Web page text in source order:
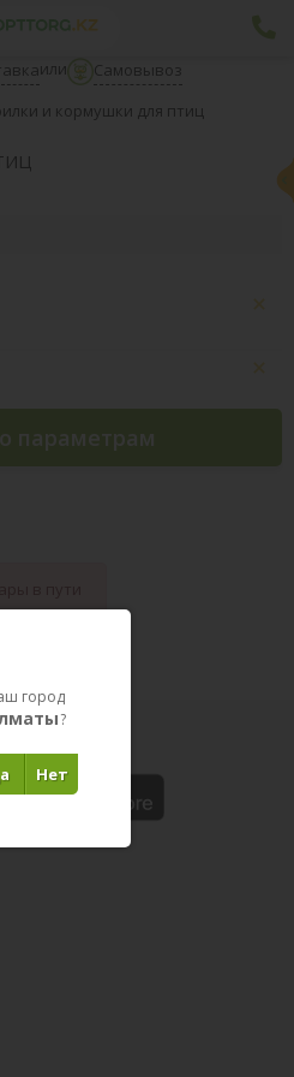
или
Самовывоз
и кормушки для птиц
параметрам
ладони
город
?
Нет